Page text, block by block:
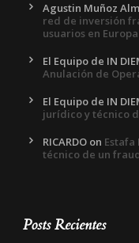
Agustin Muñoz
red de inversión
usuarios en Europa
El Equipo de IN
Anulación de
El Equipo de IN
jurídico y técnico
RICARDO on
técnico de un
Posts Recientes